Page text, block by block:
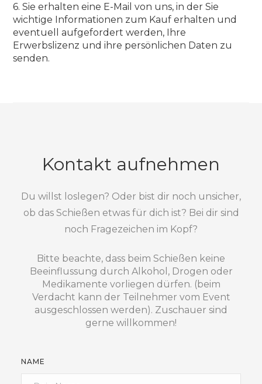
6. Sie erhalten eine E-Mail von uns, in der Sie
wichtige Informationen zum Kauf erhalten und
eventuell aufgefordert werden, Ihre
Erwerbslizenz und ihre persönlichen Daten zu
senden.
Kontakt aufnehmen
Du willst loslegen? Oder bist dir noch unsicher,
ob das Schießen etwas für dich ist? Bei dir sind
noch Fragezeichen im Kopf?
Bitte beachte, dass beim Schießen keine
Beeinflussung durch Alkohol, Drogen oder
Medikamente vorliegen dürfen. (beim
Verdacht kann der Teilnehmer vom Event
ausgeschlossen werden). Zuschauer sind
gerne willkommen!
NAME